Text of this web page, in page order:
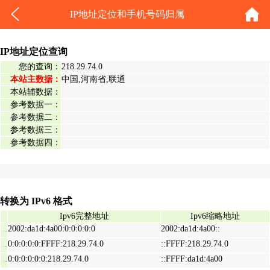
IP地址定位和手机号码归属
IP地址定位查询
您的查询： 218.29.74.0
本站主数据： 中国,河南省,联通
本站辅数据：
参考数据一：
参考数据二：
参考数据三：
参考数据四：
转换为 IPv6 格式
Ipv6完整地址 Ipv6缩略地址
2002:da1d:4a00:0:0:0:0:0 2002:da1d:4a00::
0:0:0:0:0:FFFF:218.29.74.0 ::FFFF:218.29.74.0
0:0:0:0:0:0:218.29.74.0 ::FFFF:da1d:4a00